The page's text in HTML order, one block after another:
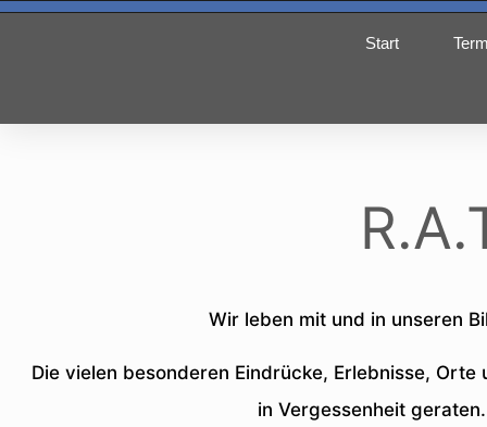
Start
Wir leben mit und in unseren
Die vielen besonderen Eindrücke, Erlebnisse,
in Vergessenheit